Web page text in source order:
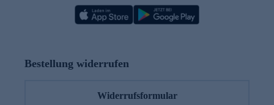
Bestellung widerrufen
Widerrufsformular